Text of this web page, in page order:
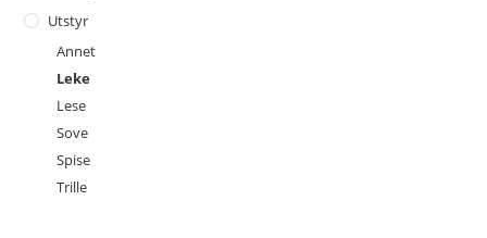
Utstyr
Annet
Leke
Lese
Sove
Spise
Trille